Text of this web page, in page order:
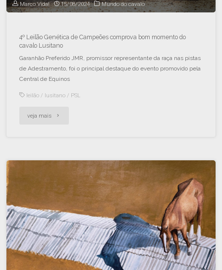
Marco Vidal 15/08/2024 Mundo do cavalo
4º Leilão Genética de Campeões comprova bom momento do
cavalo Lusitano
Garanhão Preferido JMR, promissor representante da raça nas pistas
de Adestramento, foi o principal destaque do evento promovido pela
Central de Equinos
leilão / lusitano / PSL
veja mais